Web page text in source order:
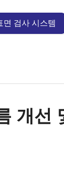
면 검사 시스템
개선